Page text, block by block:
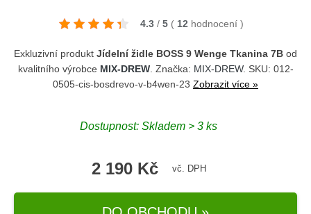
4.3 / 5 ( 12 hodnocení )
Exkluzivní produkt Jídelní židle BOSS 9 Wenge Tkanina 7B od
kvalitního výrobce MIX-DREW. Značka: MIX-DREW. SKU: 012-
0505-cis-bosdrevo-v-b4wen-23 Zobrazit více »
Dostupnost: Skladem > 3 ks
2 190 Kč vč. DPH